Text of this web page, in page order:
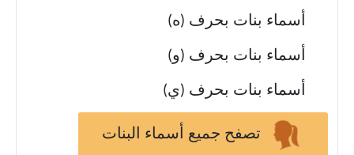
أسماء بنات بحرف (ه)
أسماء بنات بحرف (و)
أسماء بنات بحرف (ي)
تصفح جميع أسماء البنات